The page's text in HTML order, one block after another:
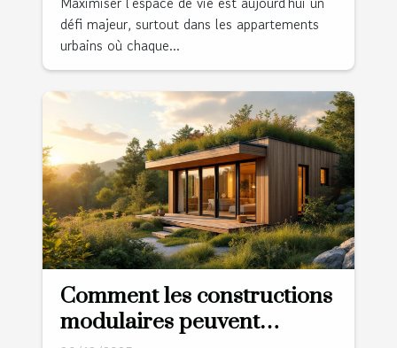
défi majeur, surtout dans les appartements
urbains où chaque...
Comment les constructions
modulaires peuvent